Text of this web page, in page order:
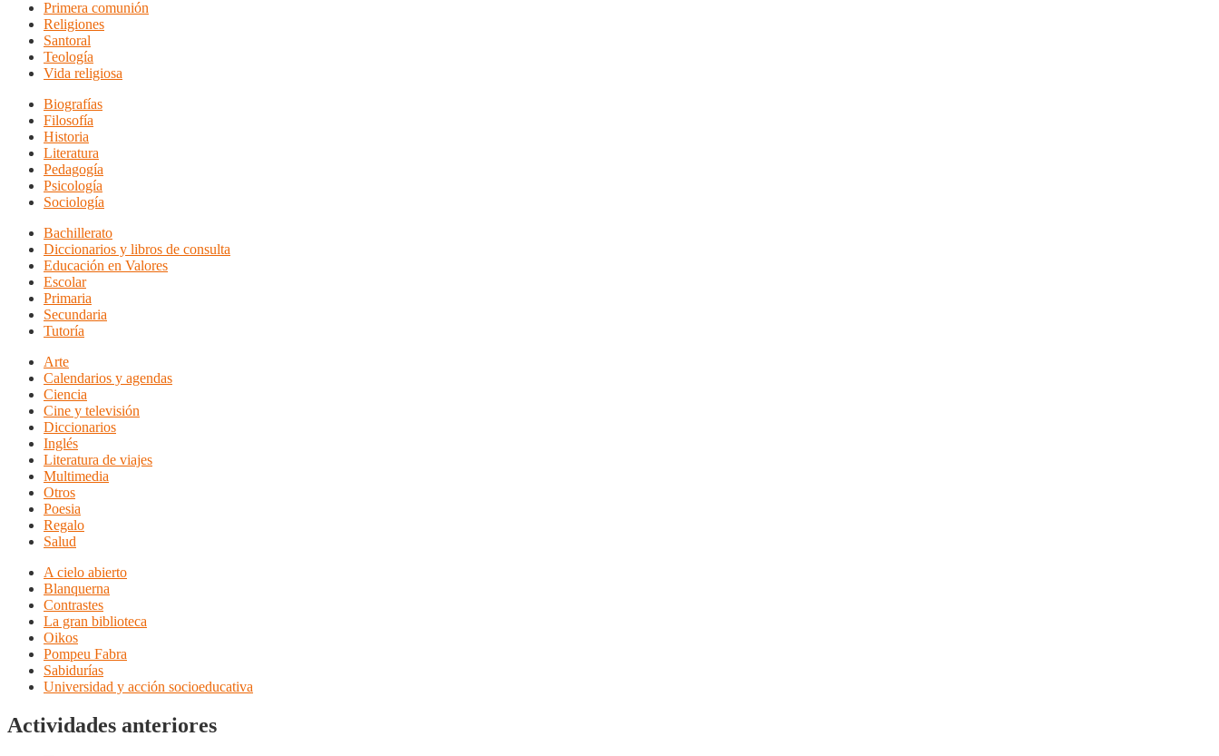
Primera comunión
Religiones
Santoral
Teología
Vida religiosa
Biografías
Filosofía
Historia
Literatura
Pedagogía
Psicología
Sociología
Bachillerato
Diccionarios y libros de consulta
Educación en Valores
Escolar
Primaria
Secundaria
Tutoría
Arte
Calendarios y agendas
Ciencia
Cine y televisión
Diccionarios
Inglés
Literatura de viajes
Multimedia
Otros
Poesia
Regalo
Salud
A cielo abierto
Blanquerna
Contrastes
La gran biblioteca
Oikos
Pompeu Fabra
Sabidurías
Universidad y acción socioeducativa
Actividades anteriores